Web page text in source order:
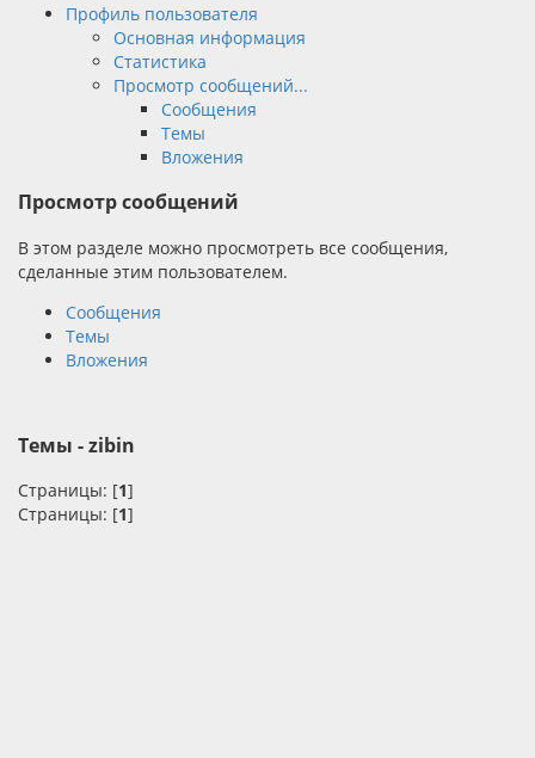
Профиль пользователя
Основная информация
Статистика
Просмотр сообщений...
Сообщения
Темы
Вложения
Просмотр сообщений
В этом разделе можно просмотреть все сообщения,
сделанные этим пользователем.
Сообщения
Темы
Вложения
Темы - zibin
Страницы: [1]
Страницы: [1]